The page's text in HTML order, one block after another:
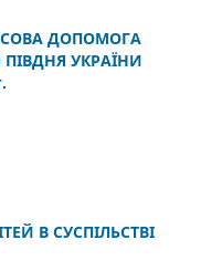
ДОПОМОГА
УКРАЇНИ
В СУСПІЛЬСТВІ